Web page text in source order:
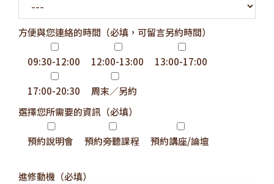
方便與您連絡的時間（必填，可留言另約時間）
09:30-12:00 12:00-13:00 13:00-17:00
17:00-20:30
周末／另約
選擇您所需要的資訊（必填）
預約說明會 預約旁聽課程 預約講座/論壇
進修動機（必填）